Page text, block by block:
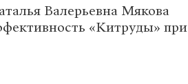
Валерьевна Мякова
«Китруды» при